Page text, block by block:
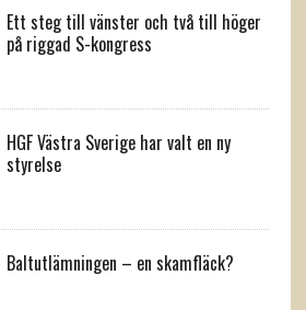
Ett steg till vänster och två till höger
på riggad S-kongress
HGF Västra Sverige har valt en ny
styrelse
Baltutlämningen – en skamfläck?